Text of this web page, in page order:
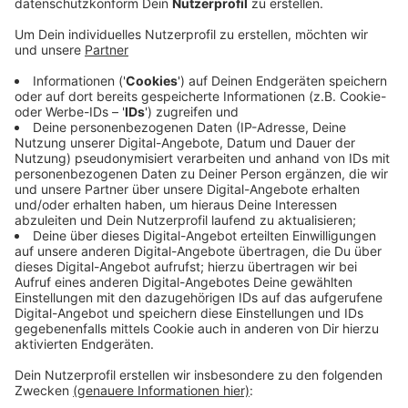
Veröffentlicht:Mittwoch, 06.12.2023 12:13
Der Unfall passierte auf der L 323 im
Kreuzungsbereich. Laut Polizeiangaben wurde der 29-
jährige Fahrer des Transporters aus Köln dabei
eingeklemmt und schwer verletzt, der LKW-Fahrer
erlitt leichte Verletzungen. Die Landstraße musste
nach dem Unfall stundenlang gesperrt werden. Die
Unfallaufnahme und Aufräumarbeiten waren sehr
aufwändig, auch weil der mit Schotter beladene
Laster durch die Wucht des Aufpralls auf die Seite
gekippt war.